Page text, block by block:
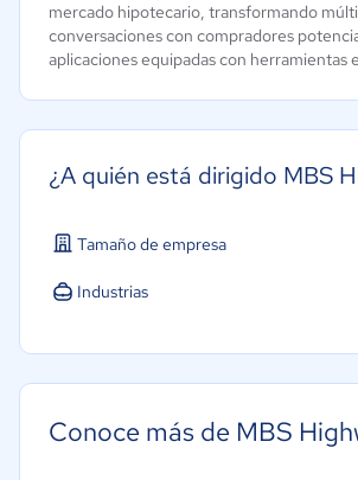
mercado hipotecario, transformando
conversaciones con compradores
aplicaciones equipadas con herramientas
¿A quién está dirigido MBS
Tamaño de empresa
Industrias
Conoce más de MBS